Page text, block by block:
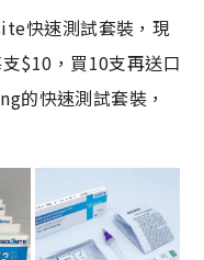
快速測試套裝，現
$10，買10支再送口
的快速測試套裝，